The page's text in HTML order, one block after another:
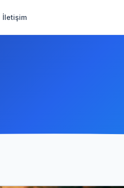
İletişim